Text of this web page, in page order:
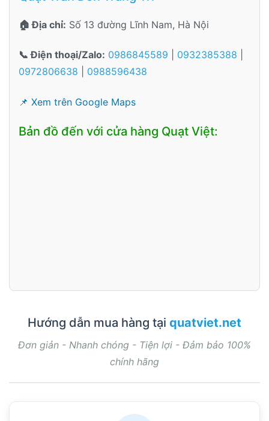
🏠 Địa chỉ: Số 13 đường Lĩnh Nam, Hà Nội
📞 Điện thoại/Zalo: 0986845589 0932385388
0972806638
0988596438
📌 Xem trên Google Maps
Bản đồ đến với cửa hàng Quạt Việt:
Hướng dẫn mua hàng tại quatviet.net
Đơn giản - Nhanh chóng - Tiện lợi - Đảm bảo 100%
chính hãng